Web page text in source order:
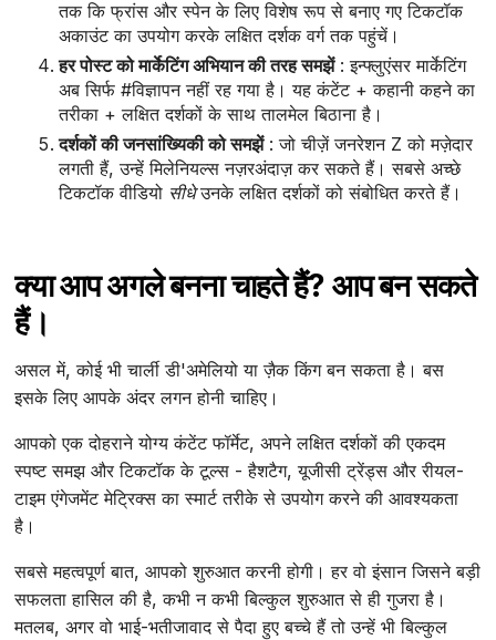
तक ​​कि फ्रांस और स्पेन के लिए विशेष रूप से बनाए गए टिकटॉक
अकाउंट का उपयोग करके लक्षित दर्शक वर्ग तक पहुंचें।
हर पोस्ट को मार्केटिंग अभियान की तरह समझें: इन्फ्लुएंसर मार्केटिंग
अब सिर्फ #विज्ञापन नहीं रह गया है। यह कंटेंट + कहानी कहने का
तरीका + लक्षित दर्शकों के साथ तालमेल बिठाना है।
दर्शकों की जनसांख्यिकी को समझें: जो चीज़ें जनरेशन Z को मज़ेदार
लगती हैं, उन्हें मिलेनियल्स नज़रअंदाज़ कर सकते हैं। सबसे अच्छे
टिकटॉक वीडियो सीधेउनके लक्षित दर्शकों को संबोधित करते हैं।
क्या आप अगले बनना चाहते हैं? आप बन सकते
हैं।
असल में, कोई भी चार्ली डी'अमेलियो या ज़ैक किंग बन सकता है। बस
इसके लिए आपके अंदर लगन होनी चाहिए।
आपको एक दोहराने योग्य कंटेंट फॉर्मेट, अपने लक्षित दर्शकों की एकदम
स्पष्ट समझ और टिकटॉक के टूल्स - हैशटैग, यूजीसी ट्रेंड्स और रीयल-
टाइम एंगेजमेंट मेट्रिक्स का स्मार्ट तरीके से उपयोग करने की आवश्यकता
है।
सबसे महत्वपूर्ण बात, आपको शुरुआत करनी होगी। हर वो इंसान जिसने बड़ी
सफलता हासिल की है, कभी न कभी बिल्कुल शुरुआत से ही गुजरा है।
मतलब, अगर वो भाई-भतीजावाद से पैदा हुए बच्चे हैं तो उन्हें भी बिल्कुल